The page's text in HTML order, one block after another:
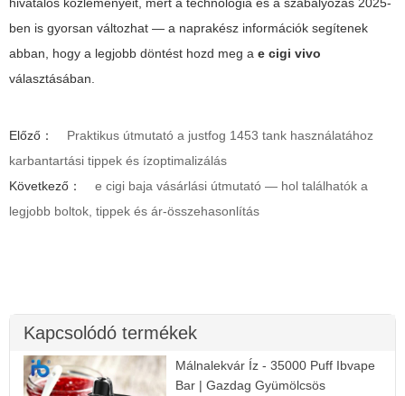
ben is gyorsan változhat — a naprakész információk segítenek
abban, hogy a legjobb döntést hozd meg a e cigi vivo
választásában.
Előző：
Praktikus útmutató a justfog 1453 tank használatához
karbantartási tippek és ízoptimalizálás
Következő：
e cigi baja vásárlási útmutató — hol találhatók a
legjobb boltok, tippek és ár-összehasonlítás
Kapcsolódó termékek
Málnalekvár Íz - 35000 Puff Ibvape
Bar | Gazdag Gyümölcsös